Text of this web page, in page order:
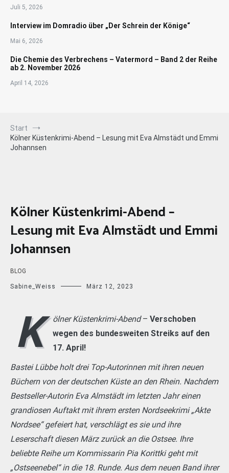
Juli 5, 2026
Interview im Domradio über „Der Schrein der Könige“
Mai 6, 2026
Die Chemie des Verbrechens – Vatermord – Band 2 der Reihe
ab 2. November 2026
April 14, 2026
Start
Kölner Küstenkrimi-Abend – Lesung mit Eva Almstädt und Emmi
Johannsen
Kölner Küstenkrimi-Abend –
Lesung mit Eva Almstädt und Emmi
Johannsen
BLOG
Sabine_Weiss März 12, 2023
K ölner Küstenkrimi-Abend– Verschoben
wegen des bundesweiten Streiks auf den
17. April!
Bastei Lübbe holt drei Top-Autorinnen mit ihren neuen
Büchern von der deutschen Küste an den Rhein. Nachdem
Bestseller-Autorin Eva Almstädt im letzten Jahr einen
grandiosen Auftakt mit ihrem ersten Nordseekrimi „Akte
Nordsee“ gefeiert hat, verschlägt es sie und ihre
Leserschaft diesen März zurück an die Ostsee. Ihre
beliebte Reihe um Kommissarin Pia Korittki geht mit
„Ostseenebel“ in die 18. Runde. Aus dem neuen Band ihrer